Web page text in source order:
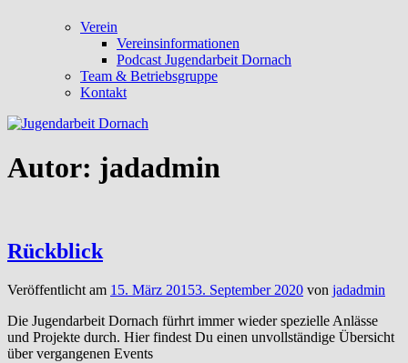
Verein
Vereinsinformationen
Podcast Jugendarbeit Dornach
Team & Betriebsgruppe
Kontakt
Autor: jadadmin
Rückblick
Veröffentlicht am 15. März 20153. September 2020 von jadadmin
Die Jugendarbeit Dornach fürhrt immer wieder spezielle Anlässe
und Projekte durch. Hier findest Du einen unvollständige Übersicht
über vergangenen Events